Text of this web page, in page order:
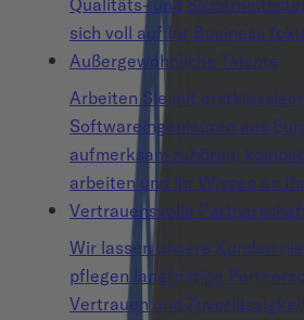
Qualitäts- und
sich voll auf Ihr Business
Außergewöhnliche Talente
Arbeiten Sie mit
Softwareingenieuren aus
aufmerksam zuhören,
arbeiten und ihr Wissen an
Vertrauensvolle
Wir lassen unsere Kunden
pflegen langfristige
Vertrauen und